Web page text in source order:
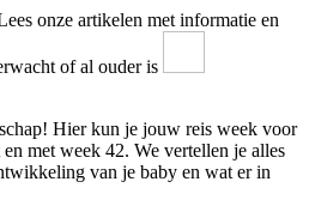
onze artikelen met informatie en
of al ouder is
Hier kun je jouw reis week voor
met week 42. We vertellen je alles
van je baby en wat er in